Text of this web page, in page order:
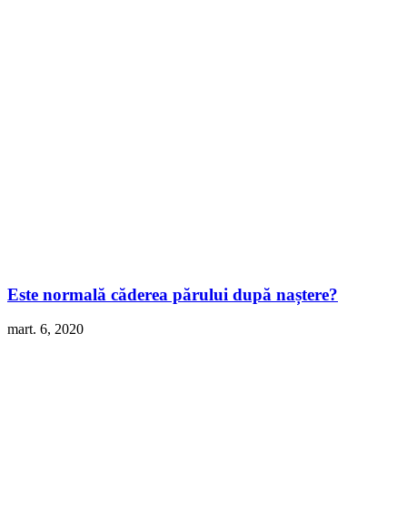
Este normală căderea părului după naștere?
mart. 6, 2020